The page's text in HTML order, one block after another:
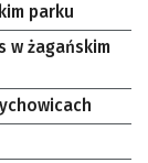
parku
w żagańskim